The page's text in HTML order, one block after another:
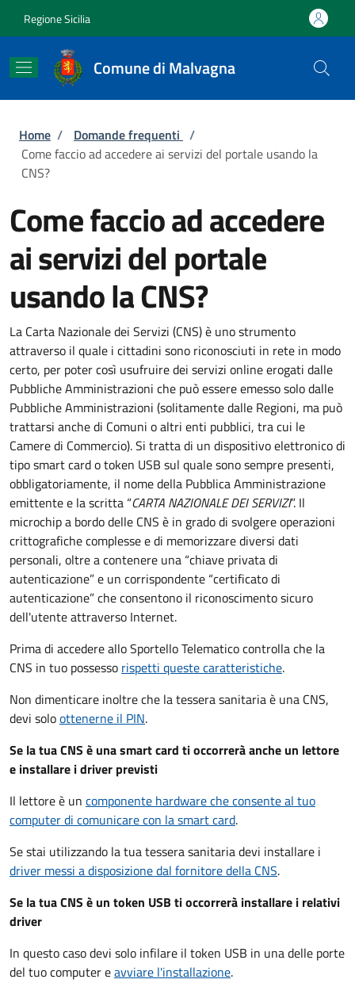
Regione Sicilia
Comune di Malvagna
Briciole di pane
Home / Domande frequenti /
Come faccio ad accedere ai servizi del portale usando la
CNS?
Come faccio ad accedere
ai servizi del portale
usando la CNS?
La Carta Nazionale dei Servizi (CNS) è uno strumento
attraverso il quale i cittadini sono riconosciuti in rete in modo
certo, per poter così usufruire dei servizi online erogati dalle
Pubbliche Amministrazioni che può essere emesso solo dalle
Pubbliche Amministrazioni (solitamente dalle Regioni, ma può
trattarsi anche di Comuni o altri enti pubblici, tra cui le
Camere di Commercio).Si tratta di un dispositivo elettronico di
tiposmart cardo token USB sul quale sono sempre presenti,
obbligatoriamente, il nome della Pubblica Amministrazione
emittente e la scritta “CARTA NAZIONALE DEI SERVIZI”. Il
microchip a bordo delle CNS è in grado di svolgere operazioni
crittografiche complesse e di memorizzare diversi dati
personali, oltre a contenere una “chiave privata di
autenticazione” e un corrispondente “certificato di
autenticazione” che consentono il riconoscimento sicuro
dell'utente attraverso Internet.
Prima di accedere allo Sportello Telematico controlla che la
CNS in tuo possesso rispetti queste caratteristiche.
Non dimenticare inoltre che la tessera sanitaria è una CNS,
devi soloottenerne il PIN.
Se la tua CNS è una smart card ti occorrerà anche un lettore
e installare i driver previsti
Il lettore è un componente hardware che consente al tuo
computer di comunicare con la smart card.
Se stai utilizzando la tua tessera sanitaria devi installare i
driver messi a disposizione dal fornitore della CNS.
Se la tua CNS è un token USB ti occorrerà installare i relativi
driver
In questo caso devi solo infilare il token USB in una delle porte
del tuo computer eavviare l'installazione.